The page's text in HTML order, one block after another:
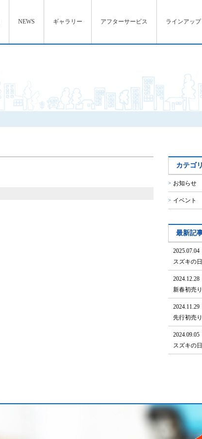
NEWS ギャラリー アフターサービス ラインアップ
カテゴ
お知らせ
イベント
最新記
2025.07.04
スズキの
2024.12.28
新春初売
2024.11.29
先行初売
2024.09.05
スズキの